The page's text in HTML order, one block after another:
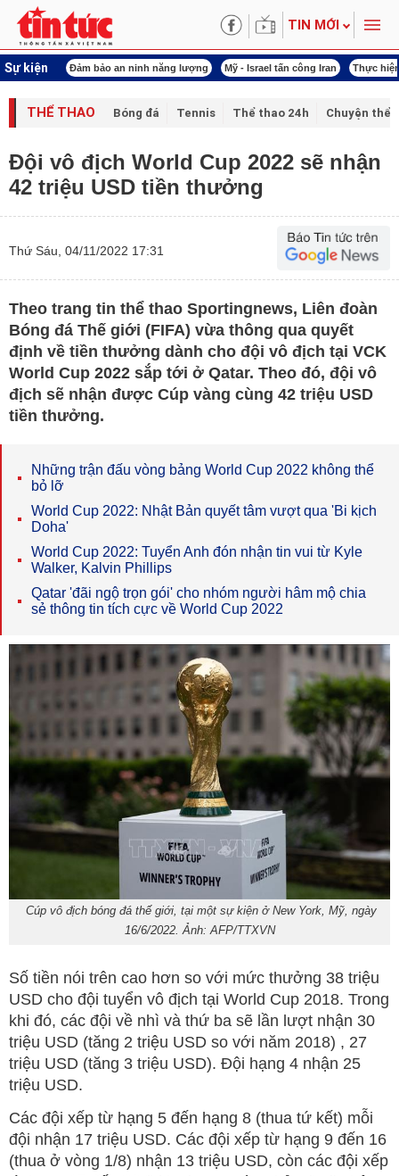
TIN MỚI
Sự kiện
khóa XVI Đảm bảo an ninh năng lượng Mỹ - Israel tấn công Iran Thực
THỂ THAO Bóng đá Tennis Thể thao 24h Chuyện thể
Đội vô địch World Cup 2022 sẽ nhận
42 triệu USD tiền thưởng
Thứ Sáu, 04/11/2022 17:31
Theo trang tin thể thao Sportingnews, Liên đoàn
Bóng đá Thế giới (FIFA) vừa thông qua quyết
định về tiền thưởng dành cho đội vô địch tại VCK
World Cup 2022 sắp tới ở Qatar. Theo đó, đội vô
địch sẽ nhận được Cúp vàng cùng 42 triệu USD
tiền thưởng.
Những trận đấu vòng bảng World Cup 2022 không thể
bỏ lỡ
World Cup 2022: Nhật Bản quyết tâm vượt qua 'Bi kịch
Doha'
World Cup 2022: Tuyển Anh đón nhận tin vui từ Kyle
Walker, Kalvin Phillips
Qatar 'đãi ngộ trọn gói' cho nhóm người hâm mộ chia
sẻ thông tin tích cực về World Cup 2022
Cúp vô địch bóng đá thế giới, tại một sự kiện ở New York, Mỹ, ngày
16/6/2022. Ảnh: AFP/TTXVN
Số tiền nói trên cao hơn so với mức thưởng 38 triệu
USD cho đội tuyển vô địch tại World Cup 2018. Trong
khi đó, các đội về nhì và thứ ba sẽ lần lượt nhận 30
triệu USD (tăng 2 triệu USD so với năm 2018) , 27
triệu USD (tăng 3 triệu USD). Đội hạng 4 nhận 25
triệu USD.
Các đội xếp từ hạng 5 đến hạng 8 (thua tứ kết) mỗi
đội nhận 17 triệu USD. Các đội xếp từ hạng 9 đến 16
(thua ở vòng 1/8) nhận 13 triệu USD, còn các đội xếp